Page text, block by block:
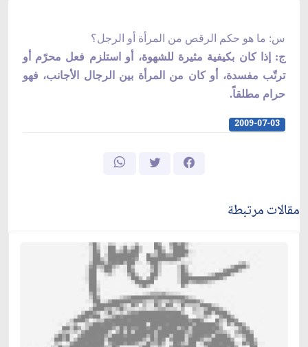
س: ما هو حكم الرقص من المرأة أو الرجل؟
ج: إذا كان بكيفية مثيرة للشهوة، أو استلزم فعل محرّم أو
ترتّب مفسدة، أو كان من المرأة بين الرجال الأجانب، فهو
حرام مطلقاً.
2009-07-03
مقالات مرتبطة